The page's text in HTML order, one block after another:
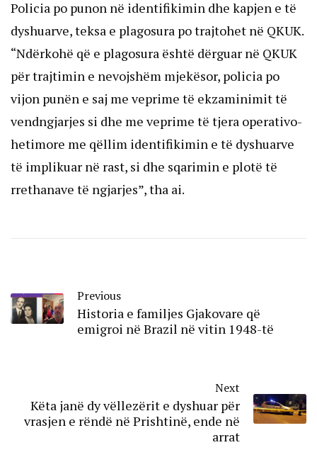
Policia po punon në identifikimin dhe kapjen e të
dyshuarve, teksa e plagosura po trajtohet në QKUK.
“Ndërkohë që e plagosura është dërguar në QKUK
për trajtimin e nevojshëm mjekësor, policia po
vijon punën e saj me veprime të ekzaminimit të
vendngjarjes si dhe me veprime të tjera operativo-
hetimore me qëllim identifikimin e të dyshuarve
të implikuar në rast, si dhe sqarimin e plotë të
rrethanave të ngjarjes”, tha ai.
Previous
Historia e familjes Gjakovare që
emigroi në Brazil në vitin 1948-të
Next
Këta janë dy vëllezërit e dyshuar për
vrasjen e rëndë në Prishtinë, ende në
arrat